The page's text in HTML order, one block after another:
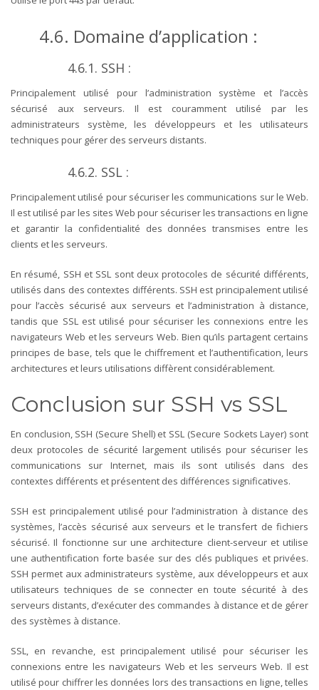
4.6. Domaine d’application :
4.6.1. SSH :
Principalement utilisé pour l’administration système et l’accès
sécurisé aux serveurs. Il est couramment utilisé par les
administrateurs système, les développeurs et les utilisateurs
techniques pour gérer des serveurs distants.
4.6.2. SSL :
Principalement utilisé pour sécuriser les communications sur le Web.
Il est utilisé par les sites Web pour sécuriser les transactions en ligne
et garantir la confidentialité des données transmises entre les
clients et les serveurs.
En résumé, SSH et SSL sont deux protocoles de sécurité différents,
utilisés dans des contextes différents. SSH est principalement utilisé
pour l’accès sécurisé aux serveurs et l’administration à distance,
tandis que SSL est utilisé pour sécuriser les connexions entre les
navigateurs Web et les serveurs Web. Bien qu’ils partagent certains
principes de base, tels que le chiffrement et l’authentification, leurs
architectures et leurs utilisations diffèrent considérablement.
Conclusion sur SSH vs SSL
En conclusion, SSH (Secure Shell) et SSL (Secure Sockets Layer) sont
deux protocoles de sécurité largement utilisés pour sécuriser les
communications sur Internet, mais ils sont utilisés dans des
contextes différents et présentent des différences significatives.
SSH est principalement utilisé pour l’administration à distance des
systèmes, l’accès sécurisé aux serveurs et le transfert de fichiers
sécurisé. Il fonctionne sur une architecture client-serveur et utilise
une authentification forte basée sur des clés publiques et privées.
SSH permet aux administrateurs système, aux développeurs et aux
utilisateurs techniques de se connecter en toute sécurité à des
serveurs distants, d’exécuter des commandes à distance et de gérer
des systèmes à distance.
SSL, en revanche, est principalement utilisé pour sécuriser les
connexions entre les navigateurs Web et les serveurs Web. Il est
utilisé pour chiffrer les données lors des transactions en ligne, telles